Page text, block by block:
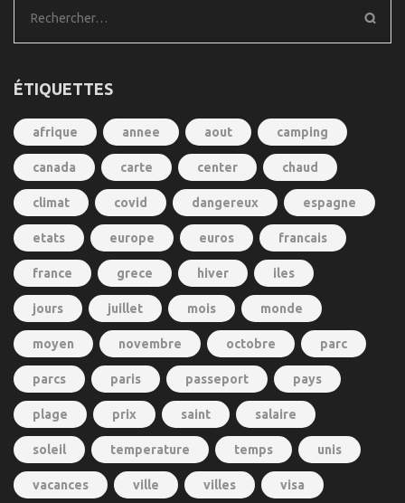
Rechercher :
ÉTIQUETTES
afrique annee aout camping
canada carte center chaud
climat covid dangereux espagne
etats europe euros francais
france grece hiver iles
jours juillet mois monde
moyen novembre octobre parc
parcs paris passeport pays
plage prix saint salaire
soleil temperature temps unis
vacances ville villes visa